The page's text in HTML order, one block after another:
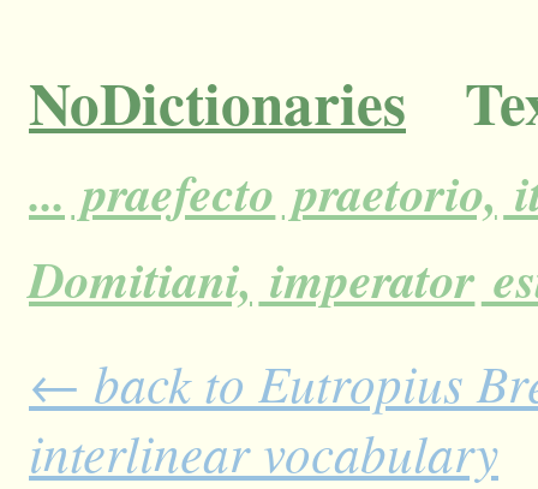
NoDictionaries
... praefecto praetorio,
Domitiani, imperator
← back to Eutropius
interlinear vocabulary